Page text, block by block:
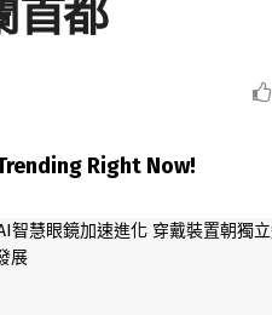
首都
Right Now!